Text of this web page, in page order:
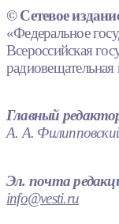
© Сетевое
«Федеральное
Всероссийская
Главный
А. А.
Эл. почта
info@vesti.ru